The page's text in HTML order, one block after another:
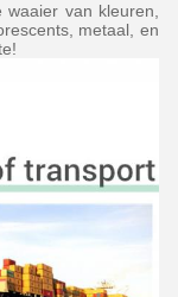
van kleuren,
metaal, en